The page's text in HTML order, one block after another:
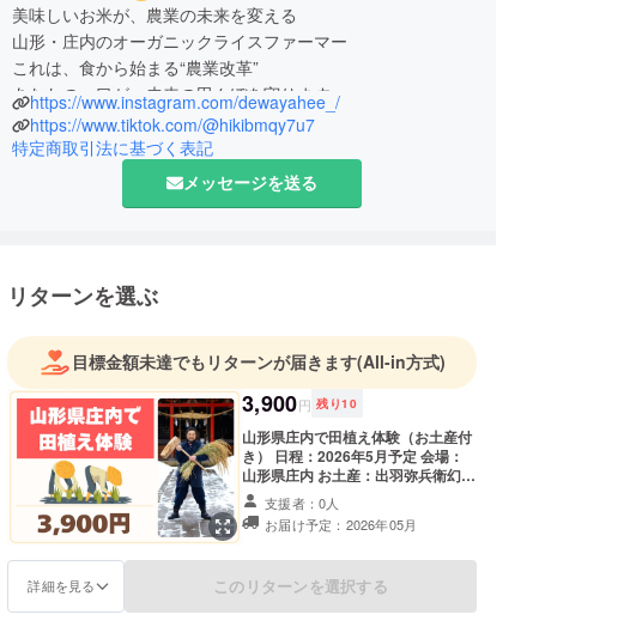
美味しいお米が、農業の未来を変える
山形・庄内のオーガニックライスファーマー
これは、食から始まる“農業改革”
あなたの一口が、未来の田んぼを守ります
クラファン挑戦中！
https://www.instagram.com/dewayahee_/
https://www.tiktok.com/@hikibmqy7u7
特定商取引法に基づく表記
メッセージを送る
リターンを選ぶ
目標金額未達でもリターンが届きます(All-in方式)
3,900円 残り10
山形県庄内で田植え体験（お土産付
き） 日程：2026年5月予定 会場：
山形県庄内 お土産：出羽弥兵衛幻の
もち一袋（300g） ※会場までの交通
費、宿泊が必要な場合の宿泊費は含
まれていません。 ・支援者様の交通
援者様との連絡方法：詳細はメール
で連絡します。
支援者：0人
お届け予定：2026年05月
詳細を見る このリターンを選択する